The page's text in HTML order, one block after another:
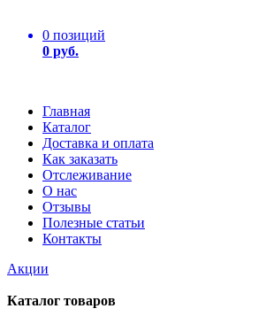
0 позиций
0 руб.
Главная
Каталог
Доставка и оплата
Как заказать
Отслеживание
О нас
Отзывы
Полезные статьи
Контакты
Акции
Каталог товаров